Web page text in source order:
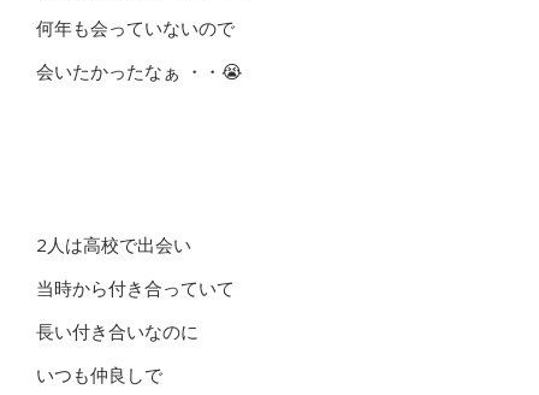
何年も会っていないので
会いたかったなぁ ・・😭
2人は高校で出会い
当時から付き合っていて
長い付き合いなのに
いつも仲良しで